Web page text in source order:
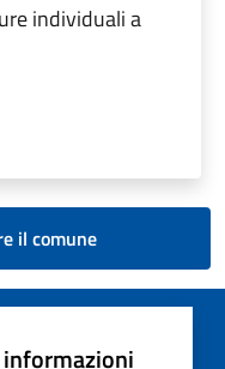
individuali a
il comune
informazioni